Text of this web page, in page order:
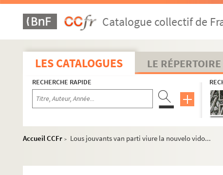
Catalogue collectif de
LES CATALOGUES LE RÉPERTOIRE
RECHERCHE RAPIDE
Accueil CCFr >
Lous jouvants van parti viure la nouvelo vido...
ALB 4.5. Année 1906
ALB 4.6. Année 1907
ALB 4.7. Année 1908
ALB 4.8. Année 1909
ALB 4.9. Année 1910
ALB 4.10. Année 1911
ALB 4.13. Année 1914